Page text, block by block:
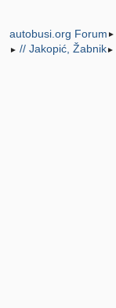
autobusi.org Forum ►
► // Jakopić, Žabnik►